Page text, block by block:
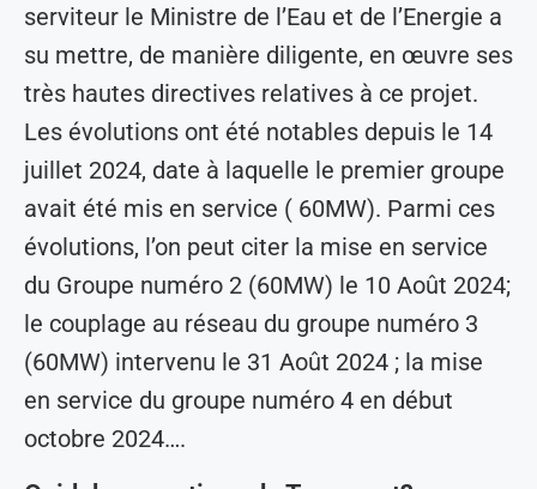
serviteur le Ministre de l’Eau et de l’Energie a
su mettre, de manière diligente, en œuvre ses
très hautes directives relatives à ce projet.
Les évolutions ont été notables depuis le 14
juillet 2024, date à laquelle le premier groupe
avait été mis en service ( 60MW). Parmi ces
évolutions, l’on peut citer la mise en service
du Groupe numéro 2 (60MW) le 10 Août 2024;
le couplage au réseau du groupe numéro 3
(60MW) intervenu le 31 Août 2024 ; la mise
en service du groupe numéro 4 en début
octobre 2024….